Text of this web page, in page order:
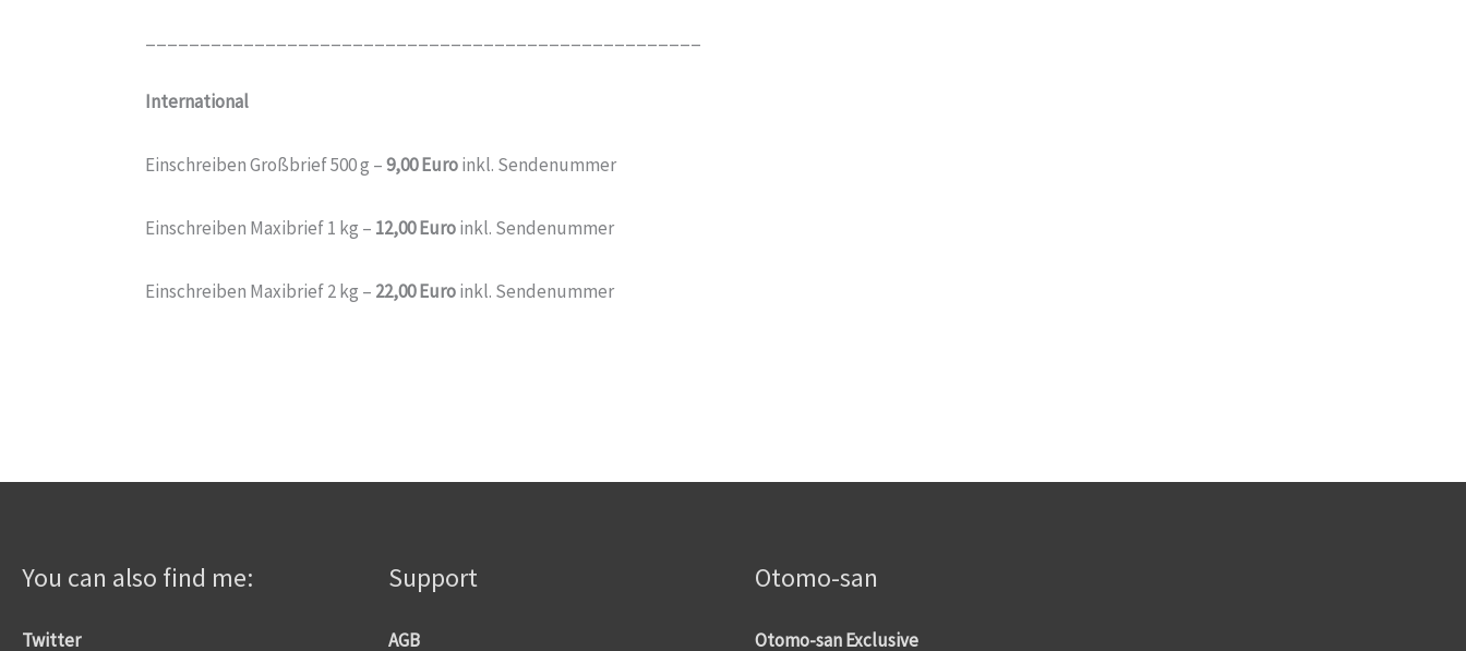
International
Einschreiben Großbrief 500 g –9,00 Euroinkl. Sendenummer
Einschreiben Maxibrief 1 kg – 12,00 Euroinkl. Sendenummer
Einschreiben Maxibrief 2 kg – 22,00 Euroinkl. Sendenummer
You can also find me:
Twitter
Support
AGB
Otomo-san
Otomo-san Exclusive